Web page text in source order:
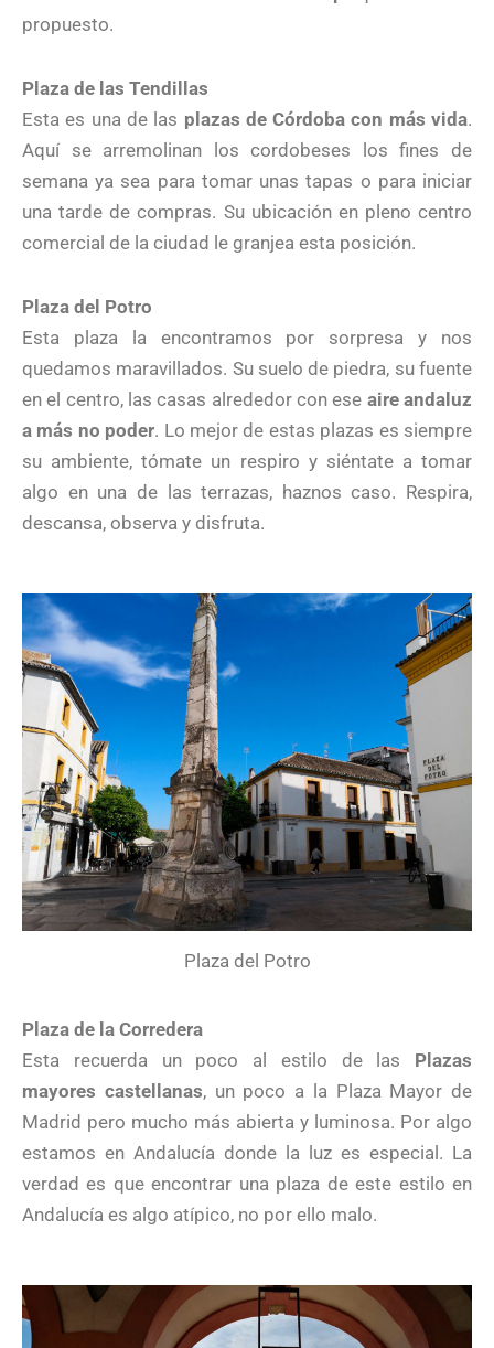
propuesto.
Plaza de las Tendillas
Esta es una de las plazas de Córdoba con más vida.
Aquí se arremolinan los cordobeses los fines de
semana ya sea para tomar unas tapas o para iniciar
una tarde de compras. Su ubicación en pleno centro
comercial de la ciudad le granjea esta posición.
Plaza del Potro
Esta plaza la encontramos por sorpresa y nos
quedamos maravillados. Su suelo de piedra, su fuente
en el centro, las casas alrededor con ese aire andaluz
a más no poder. Lo mejor de estas plazas es siempre
su ambiente, tómate un respiro y siéntate a tomar
algo en una de las terrazas, haznos caso. Respira,
descansa, observa y disfruta.
Plaza del Potro
Plaza de la Corredera
Esta recuerda un poco al estilo de las Plazas
mayores castellanas, un poco a la Plaza Mayor de
Madrid pero mucho más abierta y luminosa. Por algo
estamos en Andalucía donde la luz es especial. La
verdad es que encontrar una plaza de este estilo en
Andalucía es algo atípico, no por ello malo.